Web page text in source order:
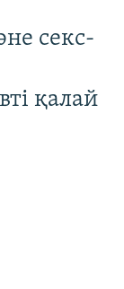
секс-
қалай